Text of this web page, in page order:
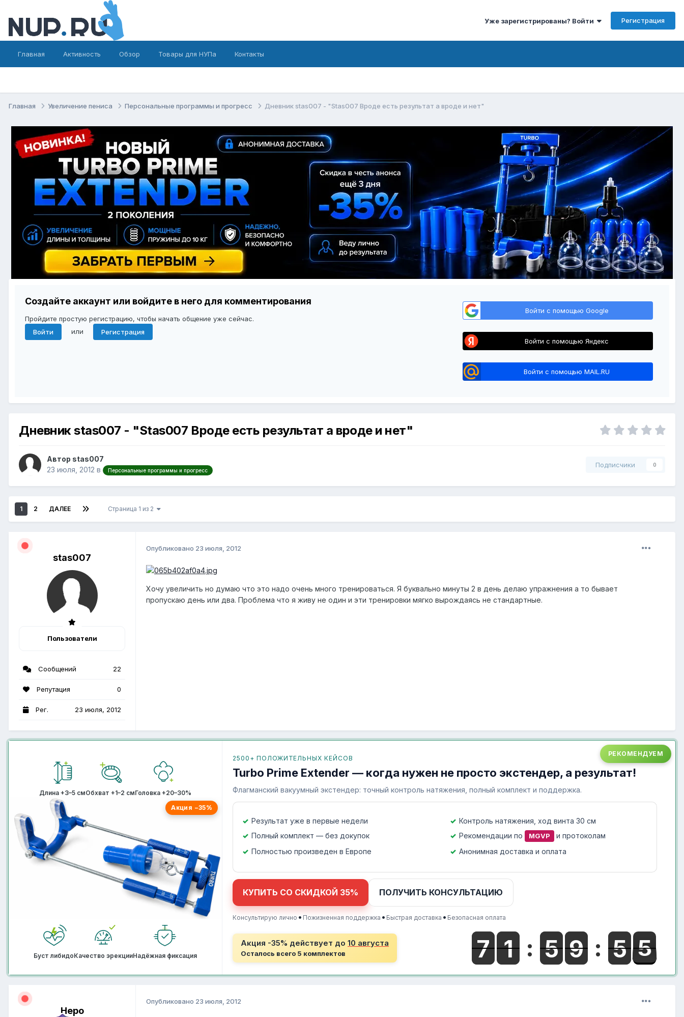
Уже зарегистрированы? Войти Регистрация
Главная Активность Обзор Товары для НУПа Контакты
Главная Увеличение пениса Персональные программы и прогресс Дневник stas007 - "Stas007 Вроде есть результат а вроде и нет"
Создайте аккаунт или войдите в него для комментирования
Пройдите простую регистрацию, чтобы начать общение уже сейчас.
Войти
или Регистрация
Войти с помощью Google
Войти с помощью Яндекс
Войти с помощью MAIL.RU
Дневник stas007 - "Stas007 Вроде есть результат а вроде и нет"
Автор stas007
23 июля, 2012 в Персональные программы и прогресс
Подписчики 0
1 2 ДАЛЕЕ Страница 1 из 2
stas007
Пользователи
Сообщений 22
Репутация 0
Рег. 23 июля, 2012
Опубликовано 23 июля, 2012
Хочу увеличить но думаю что это надо очень много тренироваться. Я буквально минуты 2 в день делаю упражнения а то бывает
пропускаю день или два. Проблема что я живу не один и эти тренировки мягко вырождаясь не стандартные.
Длина +3–5 смОбхват +1–2 смГоловка +20–30%
Акция −35%
Буст либидоКачество эрекцииНадёжная фиксация
РЕКОМЕНДУЕМ
2500+ ПОЛОЖИТЕЛЬНЫХ КЕЙСОВ
Turbo Prime Extender — когда нужен не просто экстендер, а результат!
Флагманский вакуумный экстендер: точный контроль натяжения, полный комплект и поддержка.
Результат уже в первые недели
Контроль натяжения, ход винта 30 см
Полный комплект — без докупок
Рекомендации по MGVP
и протоколам
Полностью произведен в Европе
Анонимная доставка и оплата
КУПИТЬ СО СКИДКОЙ 35% ПОЛУЧИТЬ КОНСУЛЬТАЦИЮ
Консультирую лично • Пожизненная поддержка • Быстрая доставка • Безопасная оплата
Акция -35% действует до 10 августа
Осталось всего 5 комплектов
Неро
Опубликовано 23 июля, 2012